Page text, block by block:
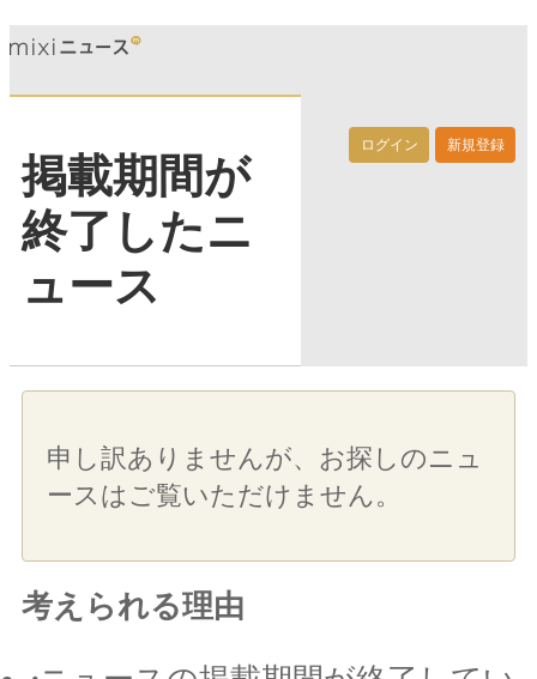
ログイン 新規登録
掲載期間が
終了したニ
ュース
申し訳ありませんが、お探しのニュ
ースはご覧いただけません。
考えられる理由